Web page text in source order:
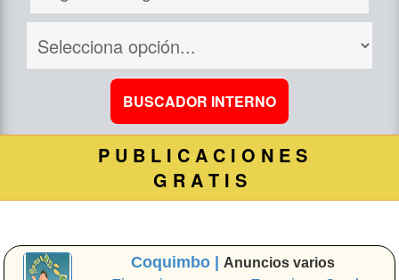
P U B L I C A C I O N E S
G R A T I S
Coquimbo |Anuncios varios